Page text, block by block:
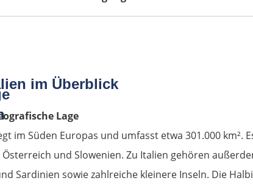
im Überblick
Lage
im Süden Europas und umfasst etwa 301.000 km².
Österreich und Slowenien. Zu Italien gehören
Sardinien sowie zahlreiche kleinere Inseln. Die